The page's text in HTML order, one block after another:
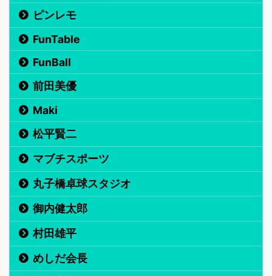
ピンレモ
FunTable
FunBall
前田美優
Maki
松平賢二
マブチスポーツ
丸子橋卓球スタジオ
御内健太郎
村田雄平
めしだ会長